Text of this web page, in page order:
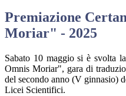
Premiazione
Moriar" - 2025
Sabato 10 maggio si è svolta
Omnis Moriar", gara di
del secondo anno (V ginnasio)
Licei Scientifici.